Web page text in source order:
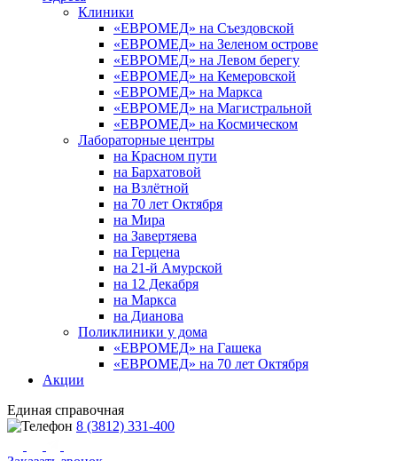
Клиники
«ЕВРОМЕД» на Съездовской
«ЕВРОМЕД» на Зеленом острове
«ЕВРОМЕД» на Левом берегу
«ЕВРОМЕД» на Кемеровской
«ЕВРОМЕД» на Маркса
«ЕВРОМЕД» на Магистральной
«ЕВРОМЕД» на Космическом
Лабораторные центры
на Красном пути
на Бархатовой
на Взлётной
на 70 лет Октября
на Мира
на Завертяева
на Герцена
на 21-й Амурской
на 12 Декабря
на Маркса
на Дианова
Поликлиники у дома
«ЕВРОМЕД» на Гашека
«ЕВРОМЕД» на 70 лет Октября
Акции
Единая справочная
8 (3812) 331-400